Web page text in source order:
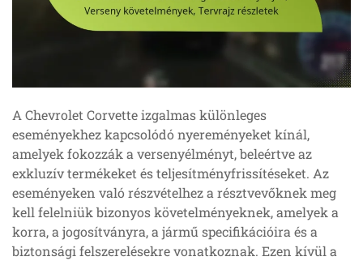
A Chevrolet Corvette izgalmas különleges
eseményekhez kapcsolódó nyereményeket kínál,
amelyek fokozzák a versenyélményt, beleértve az
exkluzív termékeket és teljesítményfrissítéseket. Az
eseményeken való részvételhez a résztvevőknek meg
kell felelniük bizonyos követelményeknek, amelyek a
korra, a jogosítványra, a jármű specifikációira és a
biztonsági felszerelésekre vonatkoznak. Ezen kívül a